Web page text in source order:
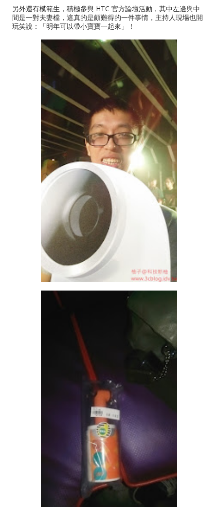
另外還有模範生，積極參與 HTC 官方論壇活動，其中左邊與中
間是一對夫妻檔，這真的是頗難得的一件事情，主持人現場也開
玩笑說：「明年可以帶小寶寶一起來」！